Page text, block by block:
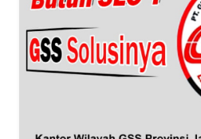
BANTEN
WN
NTT